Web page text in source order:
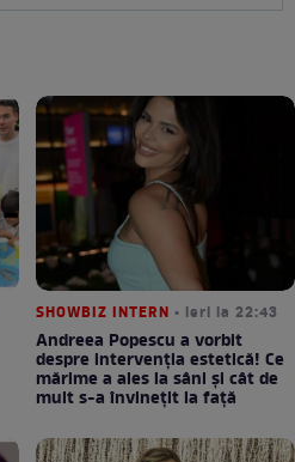
SHOWBIZ INTERN • ieri la 22:43
Andreea Popescu a vorbit
despre intervenția estetică! Ce
mărime a ales la sâni și cât de
mult s-a învinețit la față